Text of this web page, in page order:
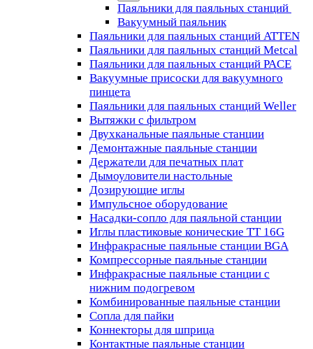
Паяльники для паяльных станций
Вакуумный паяльник
Паяльники для паяльных станций ATTEN
Паяльники для паяльных станций Metcal
Паяльники для паяльных станций PACE
Вакуумные присоски для вакуумного
пинцета
Паяльники для паяльных станций Weller
Вытяжки с фильтром
Двухканальные паяльные станции
Демонтажные паяльные станции
Держатели для печатных плат
Дымоуловители настольные
Дозирующие иглы
Импульсное оборудование
Насадки-сопло для паяльной станции
Иглы пластиковые конические TT 16G
Инфракрасные паяльные станции BGA
Компрессорные паяльные станции
Инфракрасные паяльные станции с
нижним подогревом
Комбинированные паяльные станции
Сопла для пайки
Коннекторы для шприца
Контактные паяльные станции